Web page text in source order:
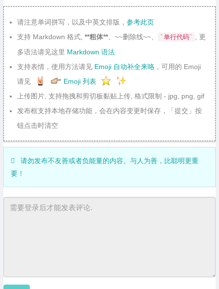
请注意单词拼写，以及中英文排版， 参考此页
支持 Markdown 格式, **粗体**、~~删除线~~、 `单行代码` , 更
多语法请见这里 Markdown 语法
支持表情，使用方法请见 Emoji 自动补全来咯 ，可用的 Emoji
请见
Emoji 列表
上传图片, 支持拖拽和剪切板黏贴上传, 格式限制 - jpg, png, gif
发布框支持本地存储功能，会在内容变更时保存，「提交」按
钮点击时清空
请勿发布不友善或者负能量的内容。与人为善，比聪明更重
要！